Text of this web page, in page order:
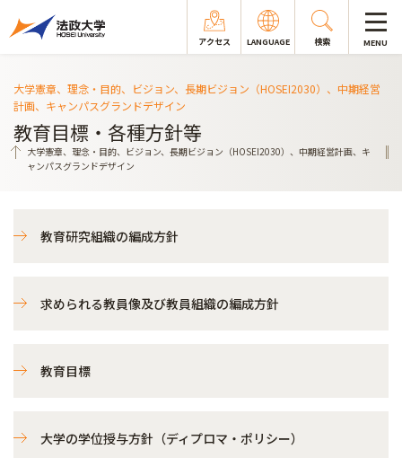
アクセス LANGUAGE 検索 MENU
大学憲章、理念・目的、ビジョン、長期ビジョン（HOSEI2030）、中期経営
計画、キャンパスグランドデザイン
教育目標・各種方針等
大学憲章、理念・目的、ビジョン、長期ビジョン（HOSEI2030）、中期経営計画、キ
ャンパスグランドデザイン
教育研究組織の編成方針
求められる教員像及び教員組織の編成方針
教育目標
大学の学位授与方針（ディプロマ・ポリシー）